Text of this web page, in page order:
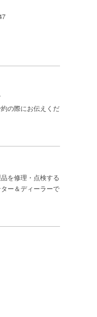
の際にお伝えくだ
を修理・点検する
ー＆ディーラーで